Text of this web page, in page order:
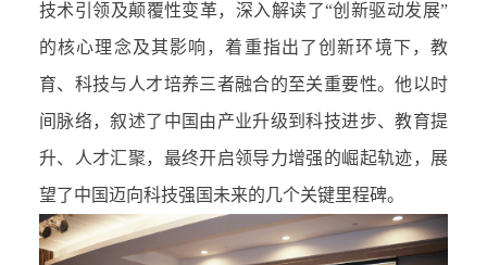
技术引领及颠覆性变革，深入解读了“创新驱动发展”
的核心理念及其影响，着重指出了创新环境下，教
育、科技与人才培养三者融合的至关重要性。他以时
间脉络，叙述了中国由产业升级到科技进步、教育提
升、人才汇聚，最终开启领导力增强的崛起轨迹，展
望了中国迈向科技强国未来的几个关键里程碑。